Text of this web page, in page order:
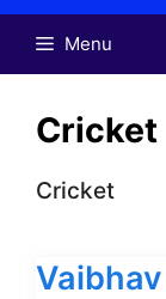
contentMenu
Cricket
Cricket